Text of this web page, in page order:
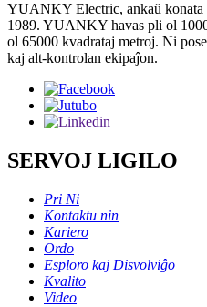
YUANKY Electric, ankaŭ
1989. YUANKY havas pli ol
ol 65000 kvadrataj metroj. Ni
kaj alt-kontrolan ekipaĵon.
SERVOJ LIGILO
Pri Ni
Kontaktu nin
Kariero
Ordo
Esploro kaj Disvolviĝo
Kvalito
Video